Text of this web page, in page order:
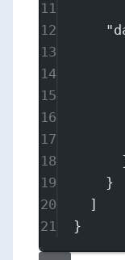
11
12
13
14
15
16
17
18
19
}
20
]
21
}